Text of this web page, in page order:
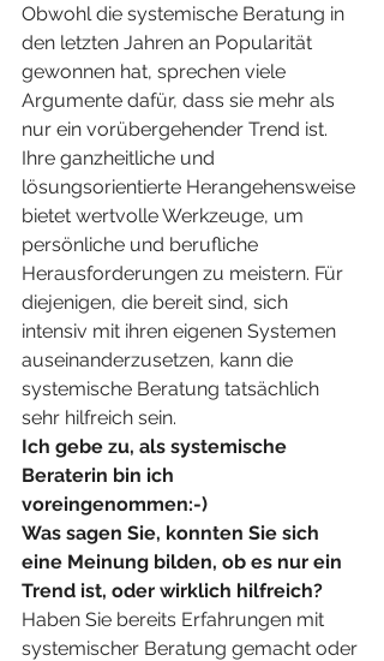
Obwohl die systemische Beratung in
den letzten Jahren an Popularität
gewonnen hat, sprechen viele
Argumente dafür, dass sie mehr als
nur ein vorübergehender Trend ist.
Ihre ganzheitliche und
lösungsorientierte Herangehensweise
bietet wertvolle Werkzeuge, um
persönliche und berufliche
Herausforderungen zu meistern. Für
diejenigen, die bereit sind, sich
intensiv mit ihren eigenen Systemen
auseinanderzusetzen, kann die
systemische Beratung tatsächlich
sehr hilfreich sein.
Ich gebe zu, als systemische
Beraterin bin ich
voreingenommen:-)
Was sagen Sie, konnten Sie sich
eine Meinung bilden, ob es nur ein
Trend ist, oder wirklich hilfreich?
Haben Sie bereits Erfahrungen mit
systemischer Beratung gemacht oder